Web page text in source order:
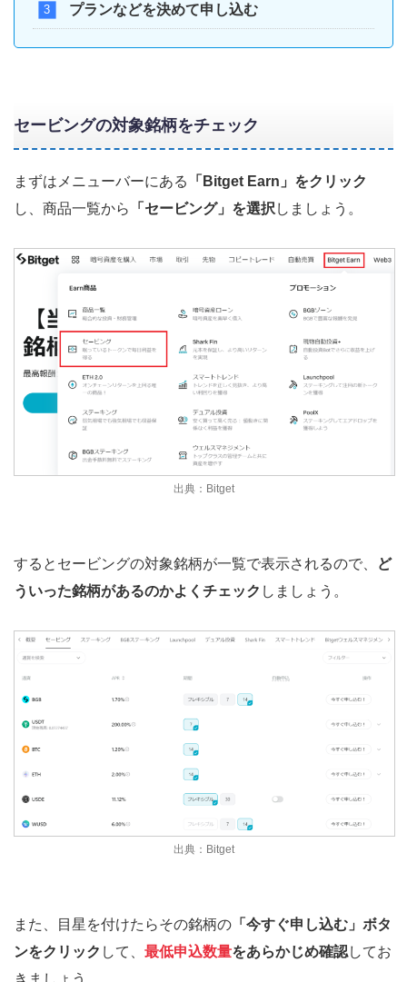
プランなどを決めて申し込む
セービングの対象銘柄をチェック
まずはメニューバーにある
「Bitget Earn」をクリック
し、商品一覧から
「セービング」を選択 しましょう。
出典：Bitget
するとセービングの対象銘柄が一覧で表示されるので、
ど
ういった銘柄があるのかよくチェック しましょう。
出典：Bitget
また、目星を付けたらその銘柄の 「今すぐ申し込む」ボタ
ンをクリック して、 最低申込数量をあらかじめ確認してお